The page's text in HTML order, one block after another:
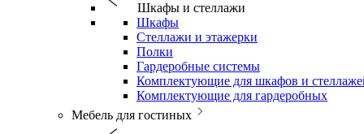
Шкафы и стеллажи
Шкафы
Стеллажи и этажерки
Полки
Гардеробные системы
Комплектующие для шкафов и
Комплектующие для гардеробных
Мебель для гостиных